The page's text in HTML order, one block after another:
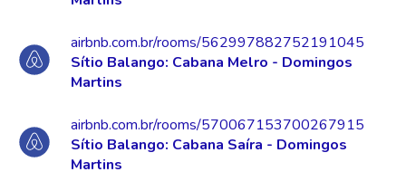
airbnb.com.br/rooms/562997882752191045
Sítio Balango: Cabana Melro - Domingos
Martins
airbnb.com.br/rooms/570067153700267915
Sítio Balango: Cabana Saíra - Domingos
Martins